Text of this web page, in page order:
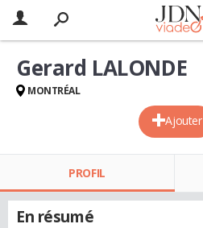
Ajouter
Gerard LALONDE
MONTRÉAL
PROFIL
En résumé